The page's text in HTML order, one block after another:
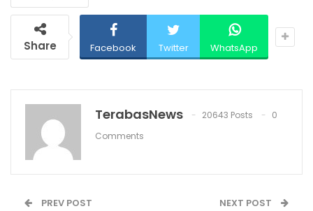
Share Facebook Twitter WhatsApp
TerabasNews 20643 Posts
0
Comments
PREV POST NEXT POST